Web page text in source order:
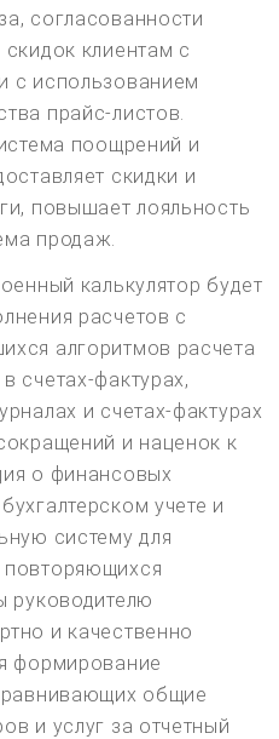
согласованности
клиентам с
с использованием
прайс-листов.
поощрений и
скидки и
повышает лояльность
продаж.
калькулятор будет
расчетов с
алгоритмов расчета
счетах-фактурах,
и счетах-фактурах
и наценок к
о финансовых
учете и
систему для
руководителю
и качественно
формирование
общие
и услуг за отчетный